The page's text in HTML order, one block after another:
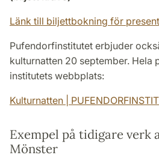
Länk till biljettbokning för
Pufendorfinstitutet erbjuder
kulturnatten 20 september. Hela
institutets webbplats:
Kulturnatten |
Exempel på tidigare verk
Mönster